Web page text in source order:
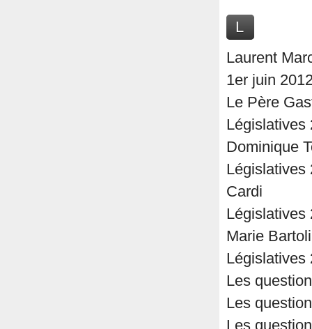
L
Laurent
1er juin
Le Père
Législatives
Dominique
Législatives
Cardi
Législatives
Marie Bartoli
Législatives
Les
Les
Les